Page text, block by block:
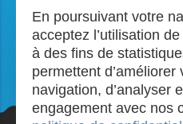
En poursuivant votre
acceptez l’utilisation
à des fins de
permettent
navigation, d’analyser
engagement avec nos